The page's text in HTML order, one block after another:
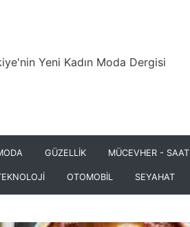
Yeni Kadın Moda Dergisi
GÜZELLİK MÜCEVHER - SAAT
OTOMOBİL SEYAHAT